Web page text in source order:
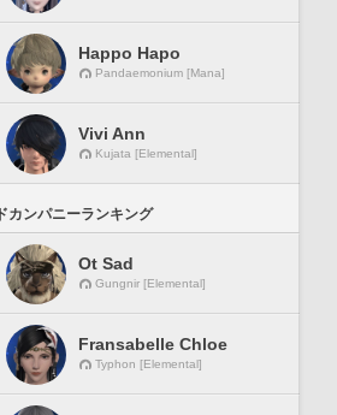
Happo Hapo
Pandaemonium [Mana]
Vivi Ann
Kujata [Elemental]
カンパニーランキング
Ot Sad
Gungnir [Elemental]
Fransabelle Chloe
Typhon [Elemental]